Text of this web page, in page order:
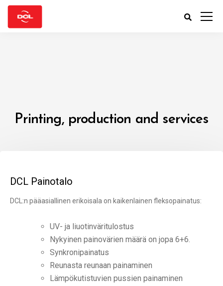
Printing, production and services
DCL Painotalo
DCL:n pääasiallinen erikoisala on kaikenlainen fleksopainatus:
UV- ja liuotinväritulostus
Nykyinen painovärien määrä on jopa 6+6.
Synkronipainatus
Reunasta reunaan painaminen
Lämpökutistuvien pussien painaminen